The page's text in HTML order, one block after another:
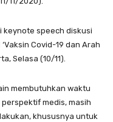
keynote speech diskusi
Covid-19 dan Arah
Selasa (10/11).
membutuhkan waktu
medis, masih
khususnya untuk